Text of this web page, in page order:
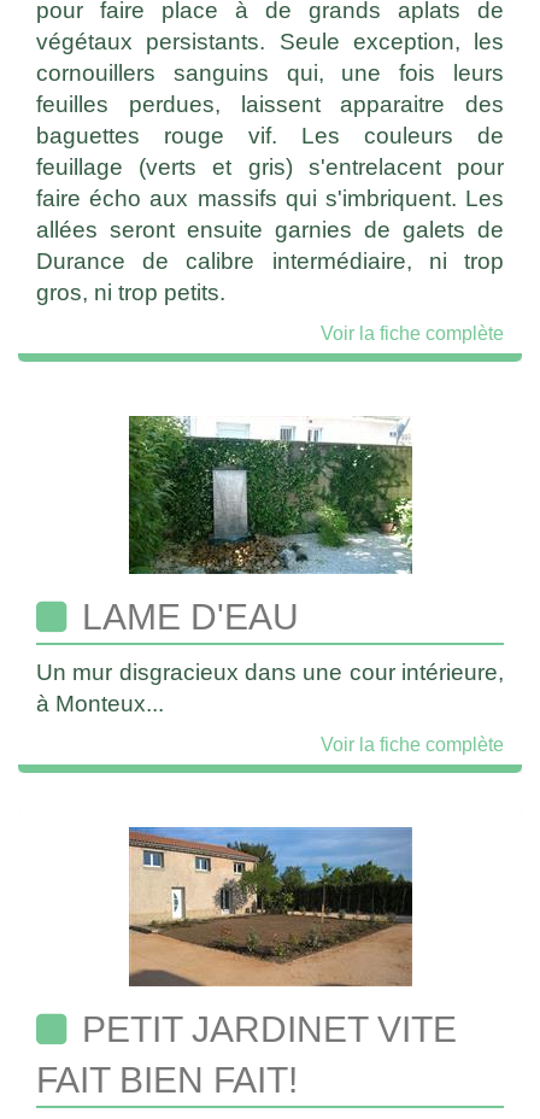
pour faire place à de grands aplats de
végétaux persistants. Seule exception, les
cornouillers sanguins qui, une fois leurs
feuilles perdues, laissent apparaitre des
baguettes rouge vif. Les couleurs de
feuillage (verts et gris) s'entrelacent pour
faire écho aux massifs qui s'imbriquent. Les
allées seront ensuite garnies de galets de
Durance de calibre intermédiaire, ni trop
gros, ni trop petits.
Voir la fiche complète
LAME D'EAU
Un mur disgracieux dans une cour intérieure,
à Monteux...
Voir la fiche complète
PETIT JARDINET VITE
FAIT BIEN FAIT!